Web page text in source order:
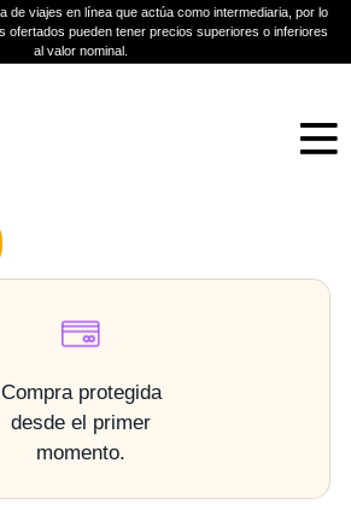
de viajes en línea que actúa como intermediaria, por lo
ofertados pueden tener precios superiores o inferiores
al valor nominal.
Compra protegida
desde el primer
momento.